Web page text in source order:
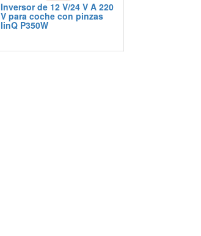
Inversor de 12 V/24 V A 220
V para coche con pinzas
linQ P350W